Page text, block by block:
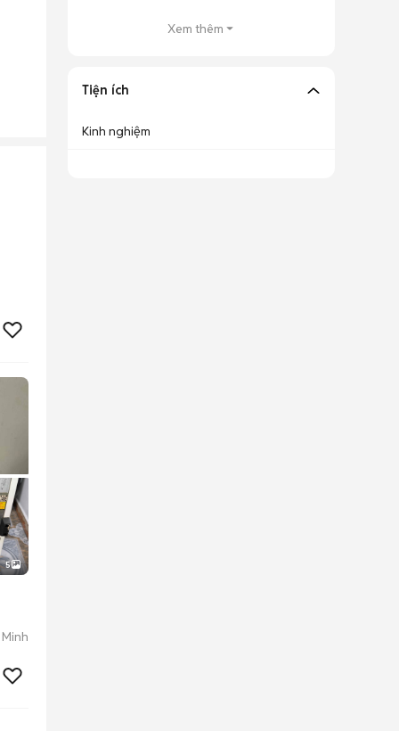
5
Xem thêm
Tiện ích
Kinh nghiệm